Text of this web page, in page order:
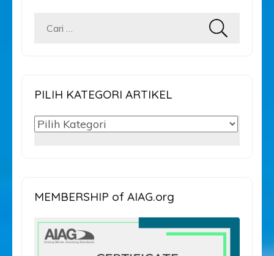
Cari
PILIH KATEGORI ARTIKEL
PILIH
MEMBERSHIP of AIAG.org